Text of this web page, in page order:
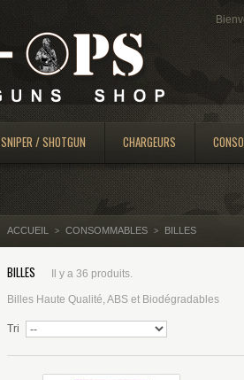
SNIPER / SHOTGUN CHARGEURS
ACCUEIL > CONSOMMABLES > BILLES
BILLES Il y a 36 produits.
Billes Haute Qualité, ABS et Biodégradables
Tri